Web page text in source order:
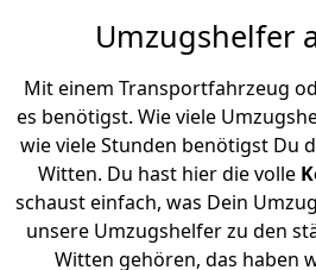
Umzugshelfer
Mit einem Transportfahrzeug
es benötigst. Wie viele
wie viele Stunden benötigst Du
Witten. Du hast hier die volle
schaust einfach, was Dein
unsere Umzugshelfer zu den
Witten gehören, das haben